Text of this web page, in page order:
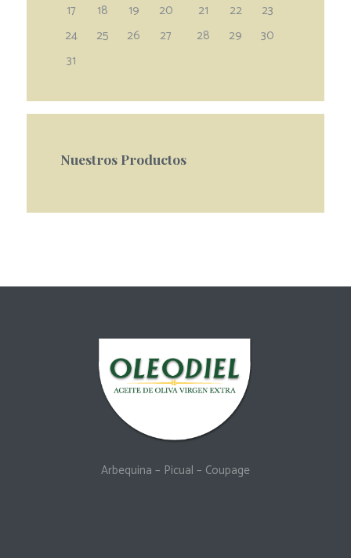
17
18 19 20 21 22
23
24
25 26 27 28 29
30
31
Nuestros Productos
Arbequina – Picual – Coupage